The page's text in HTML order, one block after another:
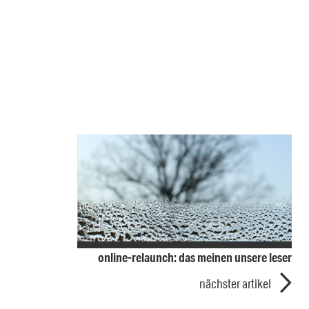
online-relaunch: das meinen unsere leser
nächster artikel